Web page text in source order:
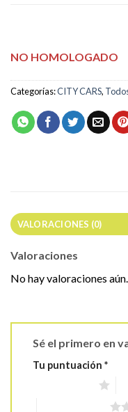
NO HOMOLOGADO
Categorías:CITY CARS,
VALORACIONES (0)
Valoraciones
No hay valoraciones aún.
Sé el primero en
Tu puntuación *